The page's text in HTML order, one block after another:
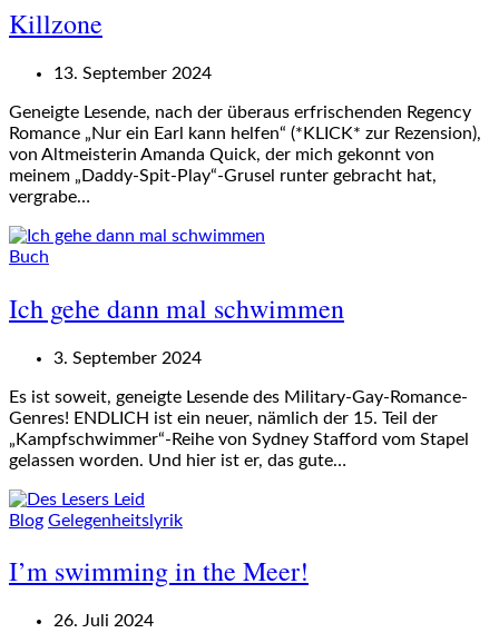
Killzone
13. September 2024
Geneigte Lesende, nach der überaus erfrischenden Regency
Romance „Nur ein Earl kann helfen“ (*KLICK* zur Rezension),
von Altmeisterin Amanda Quick, der mich gekonnt von
meinem „Daddy-Spit-Play“-Grusel runter gebracht hat,
vergrabe…
Buch
Ich gehe dann mal schwimmen
3. September 2024
Es ist soweit, geneigte Lesende des Military-Gay-Romance-
Genres! ENDLICH ist ein neuer, nämlich der 15. Teil der
„Kampfschwimmer“-Reihe von Sydney Stafford vom Stapel
gelassen worden. Und hier ist er, das gute…
Blog Gelegenheitslyrik
I’m swimming in the Meer!
26. Juli 2024